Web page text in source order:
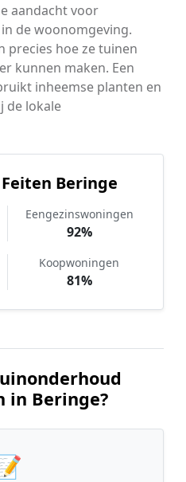
aandacht voor
de woonomgeving.
precies hoe ze tuinen
kunnen maken. Een
inheemse planten en
de lokale
Beringe
Eengezinswoningen
92%
Koopwoningen
81%
in Beringe?